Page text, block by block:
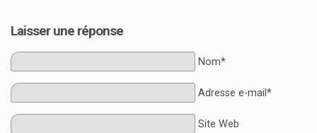
Laisser une réponse
Nom*
Adresse e-mail*
Site Web